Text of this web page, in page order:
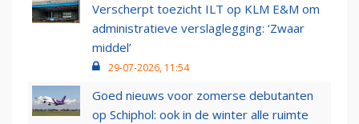
Verscherpt toezicht ILT op KLM E&M om
administratieve verslaglegging: ‘Zwaar
middel’
29-07-2026, 11:54
Goed nieuws voor zomerse debutanten
op Schiphol: ook in de winter alle ruimte